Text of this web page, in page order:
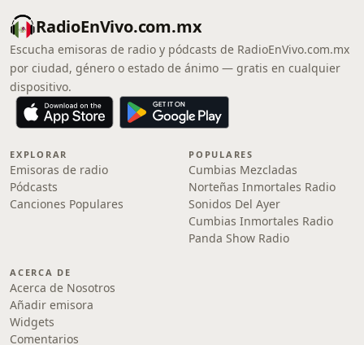
RadioEnVivo.com.mx
Escucha emisoras de radio y pódcasts de RadioEnVivo.com.mx
por ciudad, género o estado de ánimo — gratis en cualquier
dispositivo.
EXPLORAR
Emisoras de radio
Pódcasts
Canciones Populares
POPULARES
Cumbias Mezcladas
Norteñas Inmortales Radio
Sonidos Del Ayer
Cumbias Inmortales Radio
Panda Show Radio
ACERCA DE
Acerca de Nosotros
Añadir emisora
Widgets
Comentarios